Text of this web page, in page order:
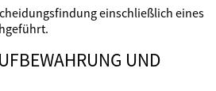
einschließlich eines
UND